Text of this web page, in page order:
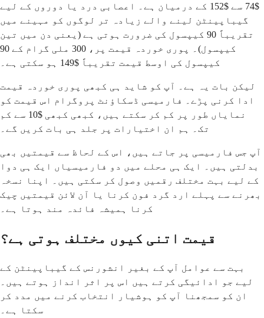
$74 سے $152 کے درمیان ہے۔ اعصابی درد یا دوروں کے لیے
گیباپینٹن لینے والے زیادہ تر لوگوں کو مہینے میں
تقریباً 90 کیپسول کی ضرورت ہوتی ہے (یعنی دن میں تین
کیپسول)۔ پوری خوردہ قیمت پر، 300 ملی گرام کے 90
کیپسول کی اوسط قیمت تقریباً $149 ہو سکتی ہے۔
لیکن بات یہ ہے۔ آپ کو شاید ہی کبھی پوری خوردہ قیمت
ادا کرنی پڑے۔ فارمیسی ڈسکاؤنٹ پروگرام اس قیمت کو
نمایاں طور پر کم کر سکتے ہیں، کبھی کبھی $10 سے کم
تک۔ ہم ان اختیارات پر جلد ہی بات کریں گے۔
آپ جس فارمیسی پر جاتے ہیں، اس کے لحاظ سے قیمتیں بھی
بدلتی ہیں۔ ایک ہی محلے میں دو فارمیسیاں ایک ہی دوا
کے لیے بہت مختلف رقمیں وصول کر سکتی ہیں۔ اپنا نسخہ
بھرنے سے پہلے ارد گرد فون کرنا یا آن لائن قیمتیں چیک
کرنا ہمیشہ فائدہ مند ہوتا ہے۔
قیمت اتنی کیوں مختلف ہوتی ہے؟
بہت سے عوامل آپ کے بغیر انشورنس کے گیباپینٹن کے
لیے جو ادائیگی کرتے ہیں اس پر اثر انداز ہوتے ہیں۔
ان کو سمجھنا آپ کو ہوشیار انتخاب کرنے میں مدد کر
سکتا ہے۔